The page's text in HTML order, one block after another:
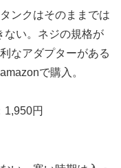
ンクはそのままでは
ない。ネジの規格が
なアダプターがある
で購入。
1,950円